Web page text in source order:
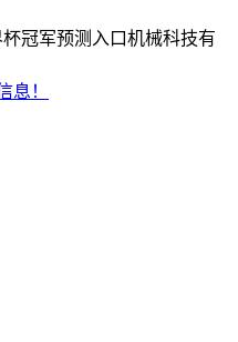
冠军预测入口机械科技有
息！